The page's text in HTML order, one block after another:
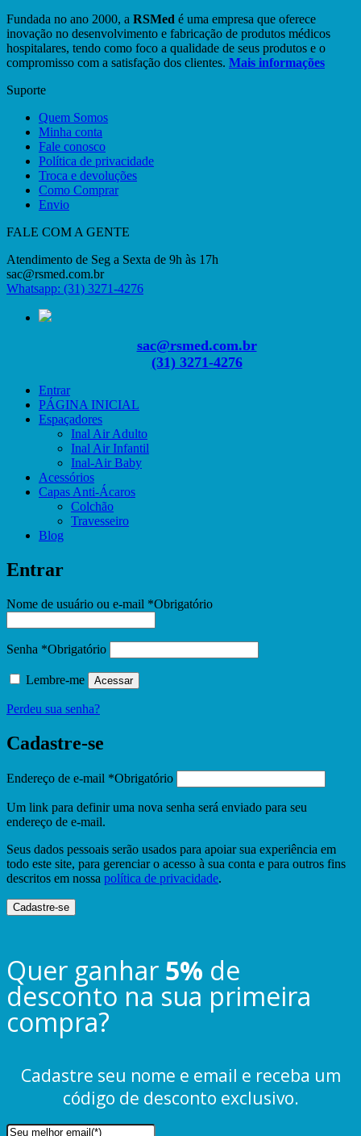
Fundada no ano 2000, a RSMed é uma empresa que oferece
inovação no desenvolvimento e fabricação de produtos médicos
hospitalares, tendo como foco a qualidade de seus produtos e o
compromisso com a satisfação dos clientes. Mais informações
Suporte
Quem Somos
Minha conta
Fale conosco
Política de privacidade
Troca e devoluções
Como Comprar
Envio
FALE COM A GENTE
Atendimento de Seg a Sexta de 9h às 17h
sac@rsmed.com.br
Whatsapp: (31) 3271-4276
sac@rsmed.com.br
(31) 3271-4276
Entrar
PÁGINA INICIAL
Espaçadores
Inal Air Adulto
Inal Air Infantil
Inal-Air Baby
Acessórios
Capas Anti-Ácaros
Colchão
Travesseiro
Blog
Entrar
Nome de usuário ou e-mail *Obrigatório
Senha *Obrigatório
Lembre-me Acessar
Perdeu sua senha?
Cadastre-se
Endereço de e-mail *Obrigatório
Um link para definir uma nova senha será enviado para seu
endereço de e-mail.
Seus dados pessoais serão usados ​​para apoiar sua experiência em
todo este site, para gerenciar o acesso à sua conta e para outros fins
descritos em nossa política de privacidade.
Cadastre-se
Quer ganhar 5% de
desconto na sua primeira
compra?
Cadastre seu nome e email e receba um
código de desconto exclusivo.